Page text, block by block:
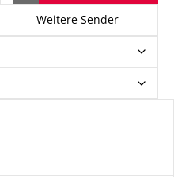
Weitere Sender